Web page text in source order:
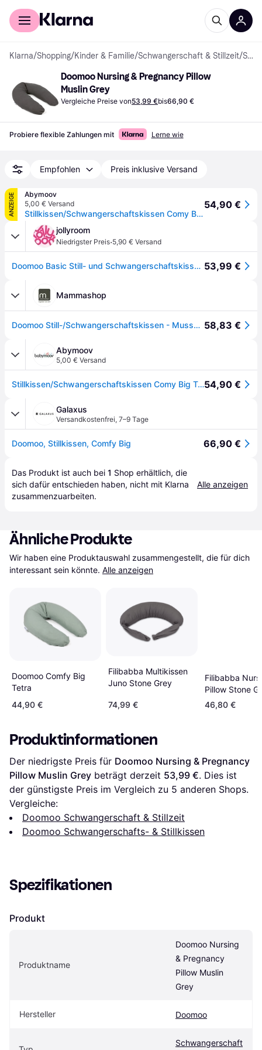
Für Shopper
Klarna/Shopping/Kinder & Familie/Schwangerschaft & Stillzeit/ Schwangerschafts- & Stillkissen
Doomoo Nursing & Pregnancy Pillow
Muslin Grey
Vergleiche Preise von53,99 €bis66,90 €
Probiere flexible Zahlungen mit Lerne wie
Empfohlen Preis inklusive Versand
ANZEIGE
Abymoov
5,00 € Versand
Stillkissen/Schwangerschaftskissen Comy Big Tetra, Grey
54,90 €
jollyroom
Niedrigster Preis·5,90 € Versand
Doomoo Basic Still- und Schwangerschaftskissen Musselin, Grau 53,99 €
Mammashop
Doomoo Still-/Schwangerschaftskissen - Musselin - Grå 58,83 €
Abymoov
5,00 € Versand
Stillkissen/Schwangerschaftskissen Comy Big Tetra, Grey54,90 €
Galaxus
Versandkostenfrei, 7–9 Tage
Doomoo, Stillkissen, Comfy Big 66,90 €
Das Produkt ist auch bei 1 Shop erhältlich, die
sich dafür entschieden haben, nicht mit Klarna
zusammenzuarbeiten.
Alle anzeigen
Ähnliche Produkte
Wir haben eine Produktauswahl zusammengestellt, die für dich
interessant sein könnte. Alle anzeigen
Doomoo Comfy Big
Tetra
44,90 €
Filibabba Multikissen
Juno Stone Grey
74,99 €
Filibabba
Pillow Stone
46,80 €
Produktinformationen
Der niedrigste Preis für Doomoo Nursing & Pregnancy
Pillow Muslin Grey beträgt derzeit 53,99 €. Dies ist
der günstigste Preis im Vergleich zu 5 anderen Shops.
Vergleiche:
Doomoo Schwangerschaft & Stillzeit
Doomoo Schwangerschafts- & Stillkissen
Spezifikationen
Produkt
Produktname
Doomoo Nursing
& Pregnancy
Pillow Muslin
Grey
Hersteller Doomoo
Schwangerschaft